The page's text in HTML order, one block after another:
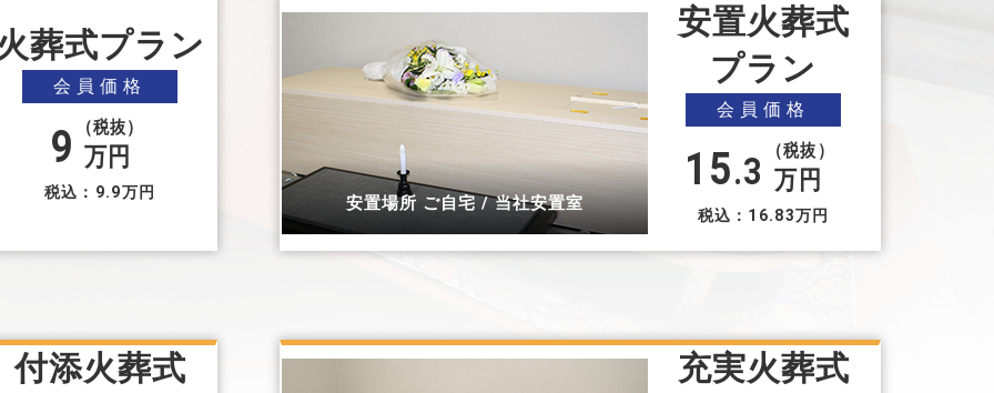
葬式プラン
会員価格
9 （税抜）
万円
税込：9.9万円
安置場所 ご自宅 / 当社安置室
安置火葬式
プラン
会員価格
15.3 （税抜）
万円
税込：16.83万円
付添火葬式
充実火葬式